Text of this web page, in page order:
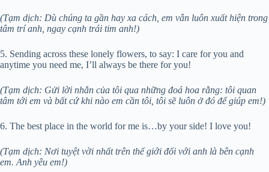
(Tạm dịch: Dù chúng ta gần hay xa cách, em vẫn luôn xuất hiện trong
tâm trí anh, ngay cạnh trái tim anh!)
5. Sending across these lonely flowers, to say: I care for you and
anytime you need me, I’ll always be there for you!
(Tạm dịch: Gửi lời nhắn của tôi qua những đoá hoa rằng: tôi quan
tâm tới em và bất cứ khi nào em cần tôi, tôi sẽ luôn ở đó để giúp em!)
6. The best place in the world for me is…by your side! I love you!
(Tạm dịch: Nơi tuyệt vời nhất trên thế giới đối với anh là bên cạnh
em. Anh yêu em!)